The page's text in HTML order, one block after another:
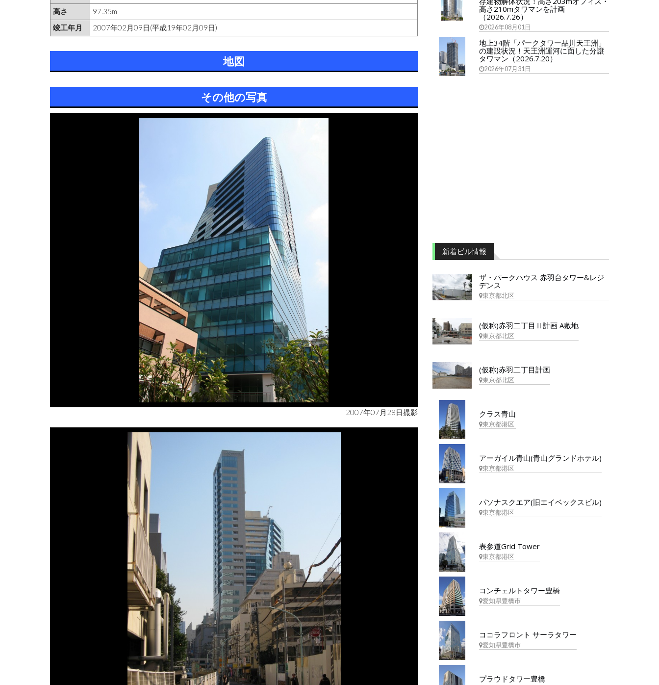
高さ
97.35m
竣工年月
2007年02月09日(平成19年02月09日)
地図
その他の写真
2007年07月28日撮影
高さ210mタワマンを計画
（2026.7.26）
2026年08月01日
地上34階「パークタワー品川天王洲」
の建設状況！天王洲運河に面した分譲
タワマン（2026.7.20）
2026年07月31日
新着ビル情報
ザ・パークハウス 赤羽台タワー&レジ
デンス
東京都北区
(仮称)赤羽二丁目Ⅱ計画 A敷地
東京都北区
(仮称)赤羽二丁目計画
東京都北区
クラス青山
東京都港区
アーガイル青山(青山グランドホテル)
東京都港区
パソナスクエア(旧エイベックスビル)
東京都港区
表参道Grid Tower
東京都港区
コンチェルトタワー豊橋
愛知県豊橋市
ココラフロント サーラタワー
愛知県豊橋市
プラウドタワー豊橋